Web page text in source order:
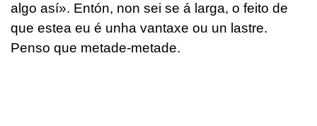
algo así». Entón, non sei se á larga, o feito de
que estea eu é unha vantaxe ou un lastre.
Penso que metade-metade.